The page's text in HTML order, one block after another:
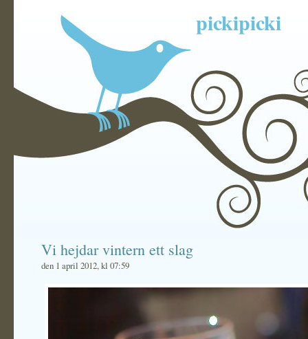
pickipicki
Vi hejdar vintern ett slag
den 1 april 2012, kl 07:59